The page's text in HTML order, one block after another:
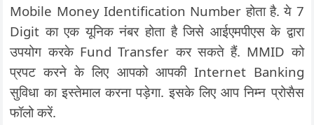
Mobile Money Identification Number होता है. ये 7
Digit का एक यूनिक नंबर होता है जिसे आईएमपीएस के द्वारा
उपयोग करके Fund Transfer कर सकते हैं. MMID को
प्रपट करने के लिए आपको आपकी Internet Banking
सुविधा का इस्तेमाल करना पड़ेगा. इसके लिए आप निम्न प्रोसैस
फॉलो करें.